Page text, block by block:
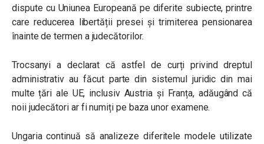
dispute cu Uniunea Europeană pe diferite subiecte, printre
care reducerea libertății presei și trimiterea pensionarea
înainte de termen a judecătorilor.
Trocsanyi a declarat că astfel de curți privind dreptul
administrativ au făcut parte din sistemul juridic din mai
multe țări ale UE, inclusiv Austria și Franța, adăugând că
noii judecători ar fi numiți pe baza unor examene.
Ungaria continuă să analizeze diferitele modele utilizate